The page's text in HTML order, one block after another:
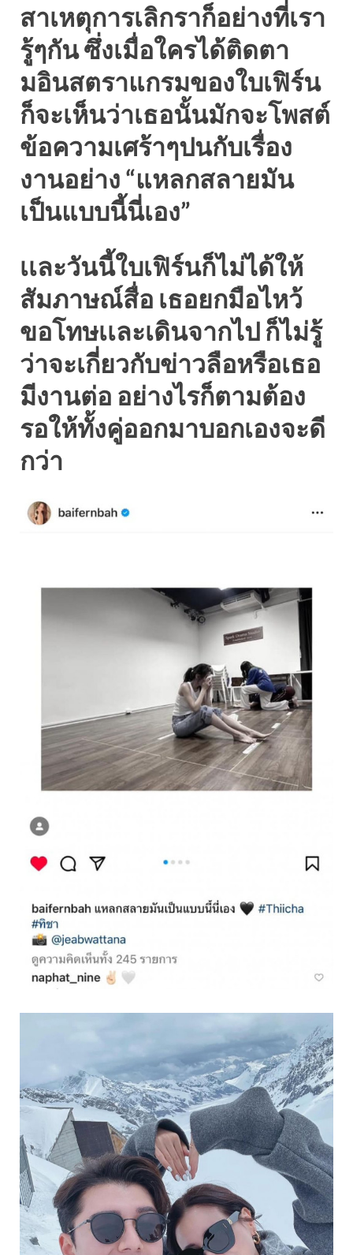
สาเหตุการเลิกราก็อย่างที่เรา
รู้ๆกัน ซึ่งเมื่อใครได้ติดตา
มอินสตราแกรมของใบเฟิร์น
ก็จะเห็นว่าเธอนั้นมักจะโพสต์
ข้อความเศร้าๆปนกับเรื่อง
งานอย่าง “แหลกสลายมัน
เป็นแบบนี้นี่เอง”
เเละวันนี้ใบเฟิร์นก็ไม่ได้ให้
สัมภาษณ์สื่อ เธอยกมือไหว้
ขอโทษเเละเดินจากไป ก็ไม่รู้
ว่าจะเกี่ยวกับข่าวลือหรือเธอ
มีงานต่อ อย่างไรก็ตามต้อง
รอให้ทั้งคู่ออกมาบอกเองจะดี
กว่า